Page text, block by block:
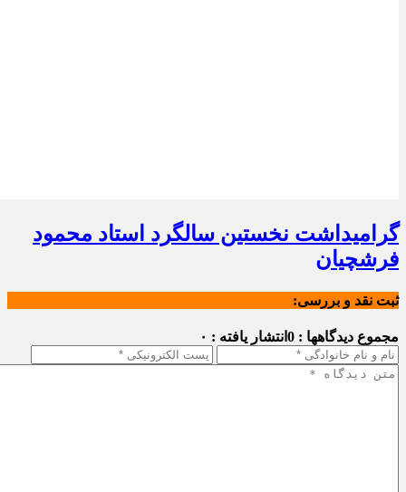
گرامیداشت نخستین سالگرد استاد محمود
فرشچیان
ثبت نقد و بررسی:
مجموع دیدگاهها : 0 انتشار یافته : ۰